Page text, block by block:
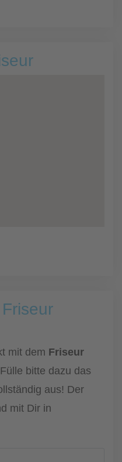
mit dem Friseur
bitte dazu das
aus! Der
mit Dir in